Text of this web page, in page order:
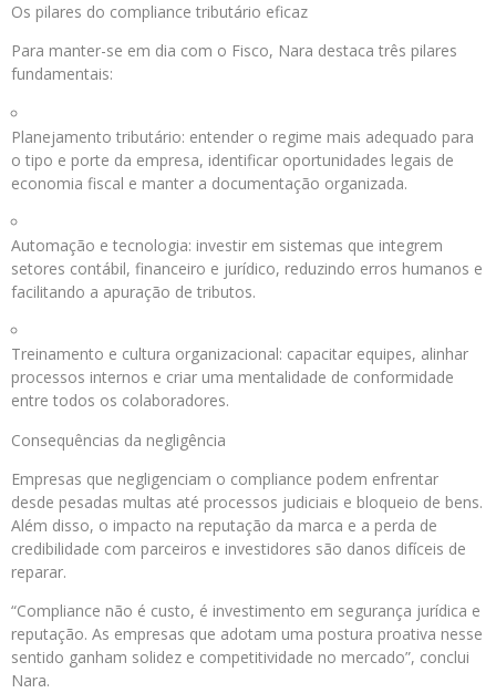
Os pilares do compliance tributário eficaz
Para manter-se em dia com o Fisco, Nara destaca três pilares
fundamentais:
Planejamento tributário: entender o regime mais adequado para
o tipo e porte da empresa, identificar oportunidades legais de
economia fiscal e manter a documentação organizada.
Automação e tecnologia: investir em sistemas que integrem
setores contábil, financeiro e jurídico, reduzindo erros humanos e
facilitando a apuração de tributos.
Treinamento e cultura organizacional: capacitar equipes, alinhar
processos internos e criar uma mentalidade de conformidade
entre todos os colaboradores.
Consequências da negligência
Empresas que negligenciam o compliance podem enfrentar
desde pesadas multas até processos judiciais e bloqueio de bens.
Além disso, o impacto na reputação da marca e a perda de
credibilidade com parceiros e investidores são danos difíceis de
reparar.
“Compliance não é custo, é investimento em segurança jurídica e
reputação. As empresas que adotam uma postura proativa nesse
sentido ganham solidez e competitividade no mercado”, conclui
Nara.